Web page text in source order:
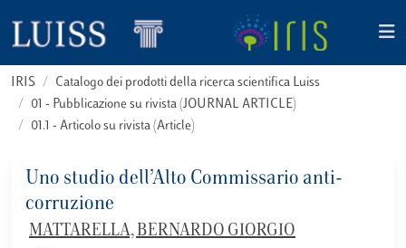
IRIS
Catalogo dei prodotti della ricerca scientifica Luiss
01 - Pubblicazione su rivista (JOURNAL ARTICLE)
01.1 - Articolo su rivista (Article)
Uno studio dell’Alto Commissario anti-
corruzione
MATTARELLA, BERNARDO GIORGIO